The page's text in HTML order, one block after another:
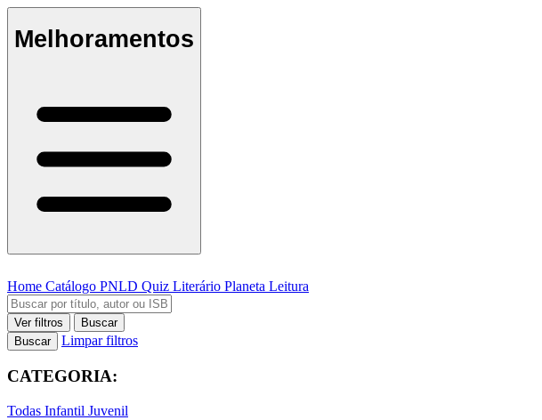
Melhoramentos
Home Catálogo PNLD Quiz Literário Planeta Leitura
Ver filtros
Buscar
Buscar
Limpar filtros
CATEGORIA:
Todas Infantil Juvenil